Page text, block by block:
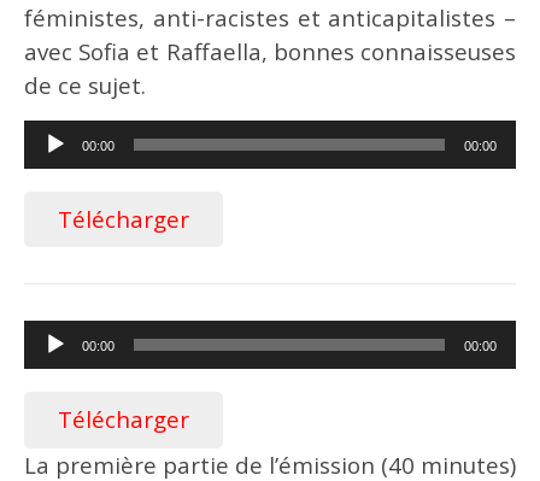
féministes, anti-racistes et anticapitalistes –
avec Sofia et Raffaella, bonnes connaisseuses
de ce sujet.
Lecteur
audio
00:00 00:00
Télécharger
Lecteur
audio
00:00 00:00
Télécharger
La première partie de l’émission (40 minutes)